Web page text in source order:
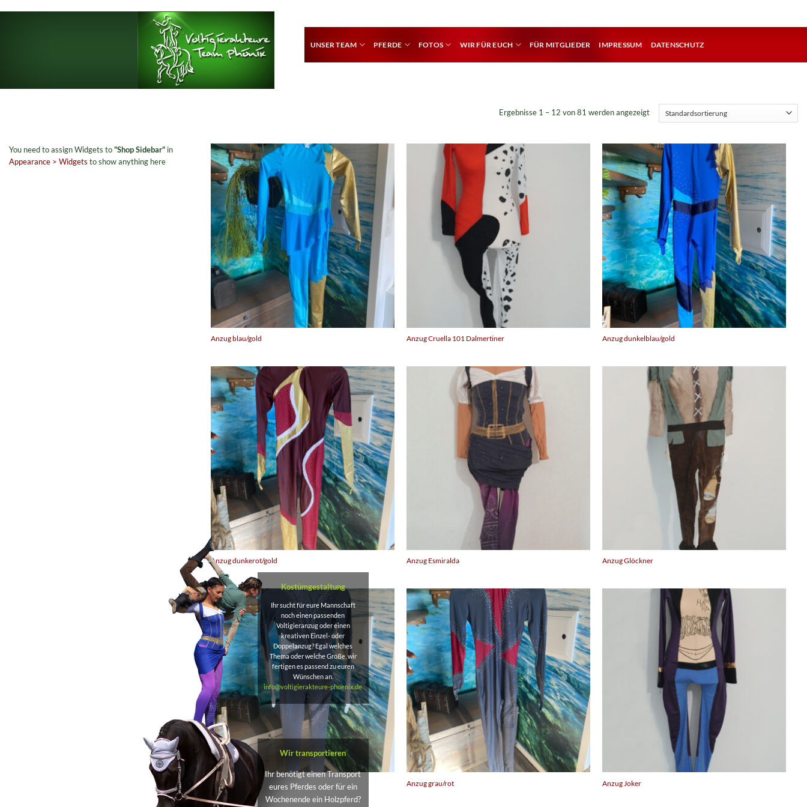
UNSER TEAM PFERDE FOTOS WIR FÜR EUCH FÜR MITGLIEDER IMPRESSUM DATENSCHUTZ
Ergebnisse 1 – 12 von 81 werden angezeigt
You need to assign Widgets to"Shop Sidebar" in
Appearance > Widgets to show anything here
Anzug blau/gold Anzug Cruella 101 Dalmertiner Anzug dunkelblau/gold
Anzug dunkerot/gold Anzug Esmiralda Anzug Glöckner
Anzug grau Anzug grau/rot Anzug Joker
Kostümgestaltung
Ihr sucht für eure Mannschaft
noch einen passenden
Voltigieranzug oder einen
kreativen Einzel- oder
Doppelanzug? Egal welches
Thema oder welche Größe, wir
fertigen es passend zu euren
Wünschen an.
info@voltigierakteure-phoenix.de
Wir transportieren
Ihr benötigt einen Transport
eures Pferdes oder für ein
Wochenende ein Holzpferd?